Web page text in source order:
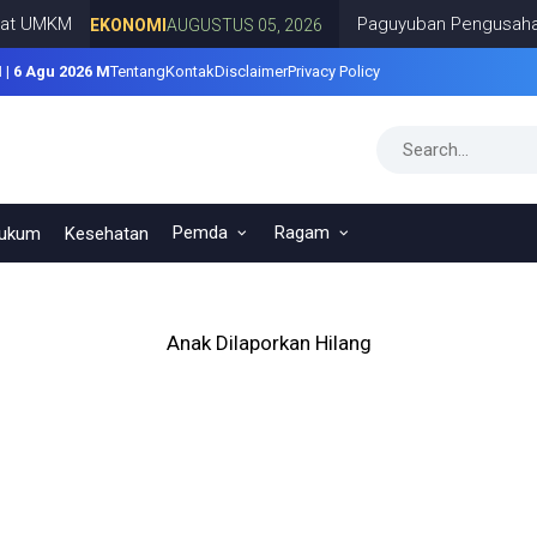
EKONOMI AUGUSTUS 05, 2026 Paguyuban Pengusaha
6 Agu 2026 MTentangKontakDisclaimerPrivacy Policy
Kesehatan Pemda Ragam
Anak Dilaporkan Hilang